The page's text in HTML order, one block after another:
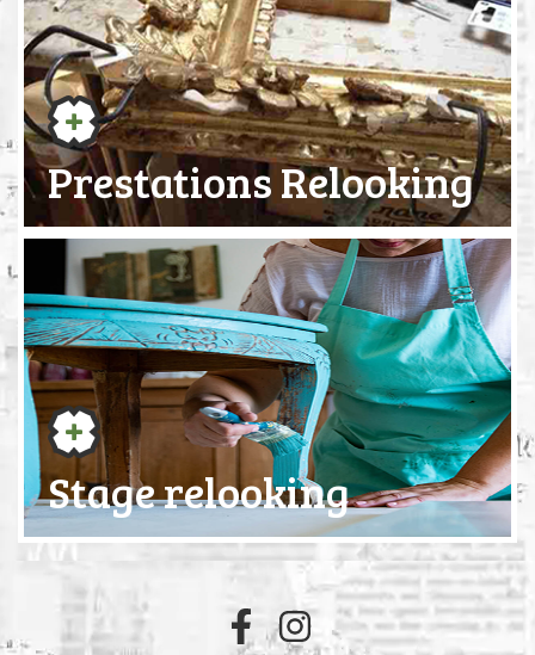
Prestations Relooking
Stage relooking